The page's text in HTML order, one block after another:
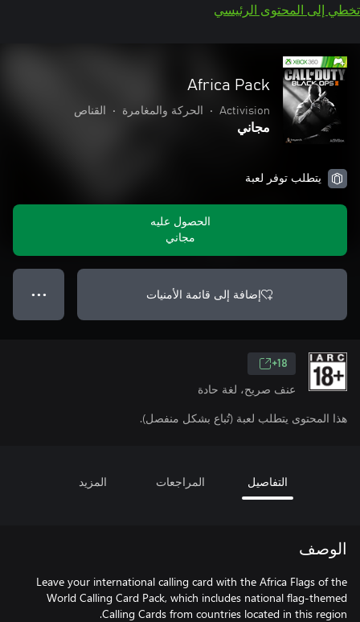
تخطي إلى المحتوى الرئيسي
Africa Pack
Activision
• الحركة والمغامرة • القناص
مجاني
يتطلب توفر لعبة
الحصول عليه
مجاني
إضافة إلى قائمة الأمنيات ● ● ●
18+
عنف صريح، لغة حادة
هذا المحتوى يتطلب لعبة (تُباع بشكل منفصل).
التفاصيل المراجعات المزيد
الوصف
Leave your international calling card with the Africa Flags of the
World Calling Card Pack, which includes national flag-themed
Calling Cards from countries located in this region.